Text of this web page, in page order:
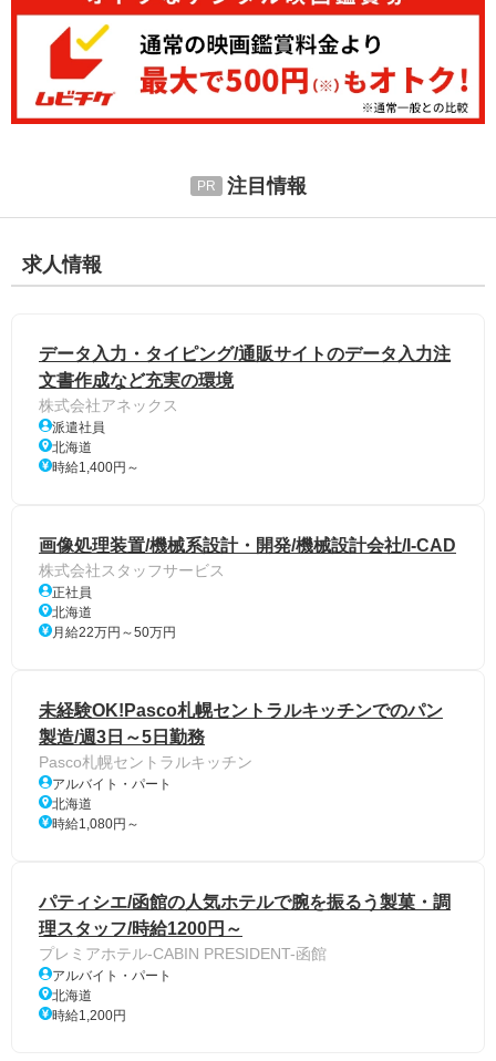
注目情報
求人情報
データ入力・タイピング/通販サイトのデータ入力注
文書作成など充実の環境
株式会社アネックス
派遣社員
北海道
時給1,400円～
画像処理装置/機械系設計・開発/機械設計会社/I-CAD
株式会社スタッフサービス
正社員
北海道
月給22万円～50万円
未経験OK!Pasco札幌セントラルキッチンでのパン
製造/週3日～5日勤務
Pasco札幌セントラルキッチン
アルバイト・パート
北海道
時給1,080円～
パティシエ/函館の人気ホテルで腕を振るう製菓・調
理スタッフ/時給1200円～
プレミアホテル-CABIN PRESIDENT-函館
アルバイト・パート
北海道
時給1,200円